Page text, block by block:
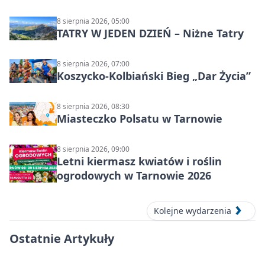
8 sierpnia 2026, 05:00
TATRY W JEDEN DZIEŃ – Niżne Tatry
8 sierpnia 2026, 07:00
Koszycko-Kolbiański Bieg „Dar Życia”
8 sierpnia 2026, 08:30
Miasteczko Polsatu w Tarnowie
8 sierpnia 2026, 09:00
Letni kiermasz kwiatów i roślin
ogrodowych w Tarnowie 2026
Kolejne wydarzenia
Ostatnie Artykuły